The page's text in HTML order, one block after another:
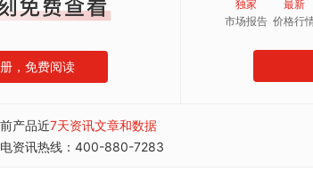
，免费阅读
独家
市场报告
最新
价格行
产品近7天资讯文章和数据
资讯热线：400-880-7283